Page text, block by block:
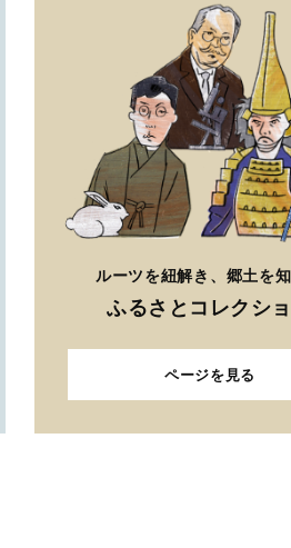
ルーツを紐解き、郷土を
ふるさとコレクシ
ページを見る